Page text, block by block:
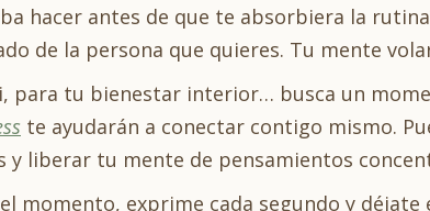
hacer antes de que te absorbiera la
de la persona que quieres. Tu mente
para tu bienestar interior… busca un
te ayudarán a conectar contigo mismo.
liberar tu mente de pensamientos
momento, exprime cada segundo y